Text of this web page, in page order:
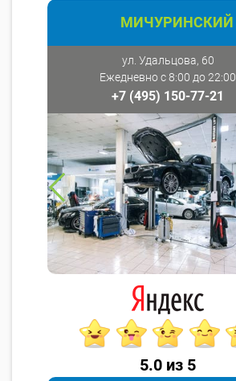
МИЧУРИНСКИЙ
ул. Удальцова, 60
Ежедневно с 8:00 до 22:00
+7 (495) 150-77-21
5.0 из 5